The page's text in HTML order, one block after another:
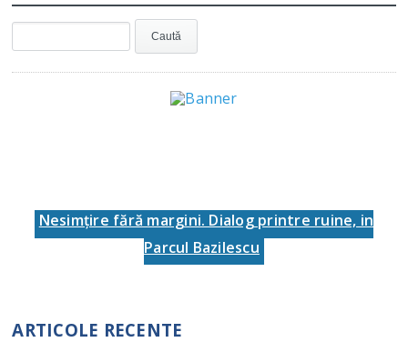
Nesimţire fără margini. Dialog printre ruine, in
Parcul Bazilescu
ARTICOLE RECENTE